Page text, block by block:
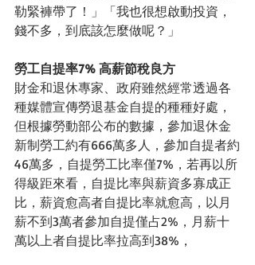
勒緊褲帶了！」「我也很想啟動投資，
錢不多，到底該怎麼做呢？」
勞工自提率7% 高薪節稅良方
財金和退休專家、政府雖然經常透過各
種媒體宣傳勞退基金自提的種種好處，
但根據勞動部公布的數據，參加退休金
新制勞工約有666萬多人，參加自提者約
46萬多，自提勞工比率僅7%，若再以所
得級距來看，自提比率與薪資多寡成正
比，薪資愈高者自提比率就愈高，以月
薪不到3萬者參加自提僅占2%，月薪十
萬以上者自提比率拉高到38%，